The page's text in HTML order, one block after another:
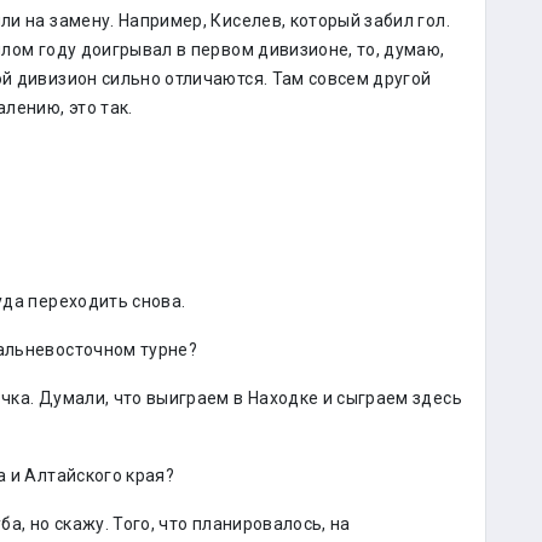
на замену. Например, Киселев, который забил гол.
году доигрывал в первом дивизионе, то, думаю,
дивизион сильно отличаются. Там совсем другой
это так.
переходить снова.
турне?
Думали, что выиграем в Находке и сыграем здесь
и Алтайского края?
но скажу. Того, что планировалось, на